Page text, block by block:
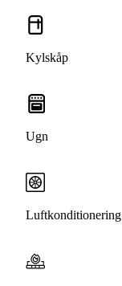
Kylskåp
Ugn
Luftkonditionering